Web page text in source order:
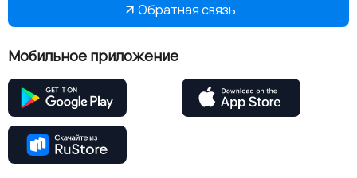
Обратная связь
Мобильное приложение